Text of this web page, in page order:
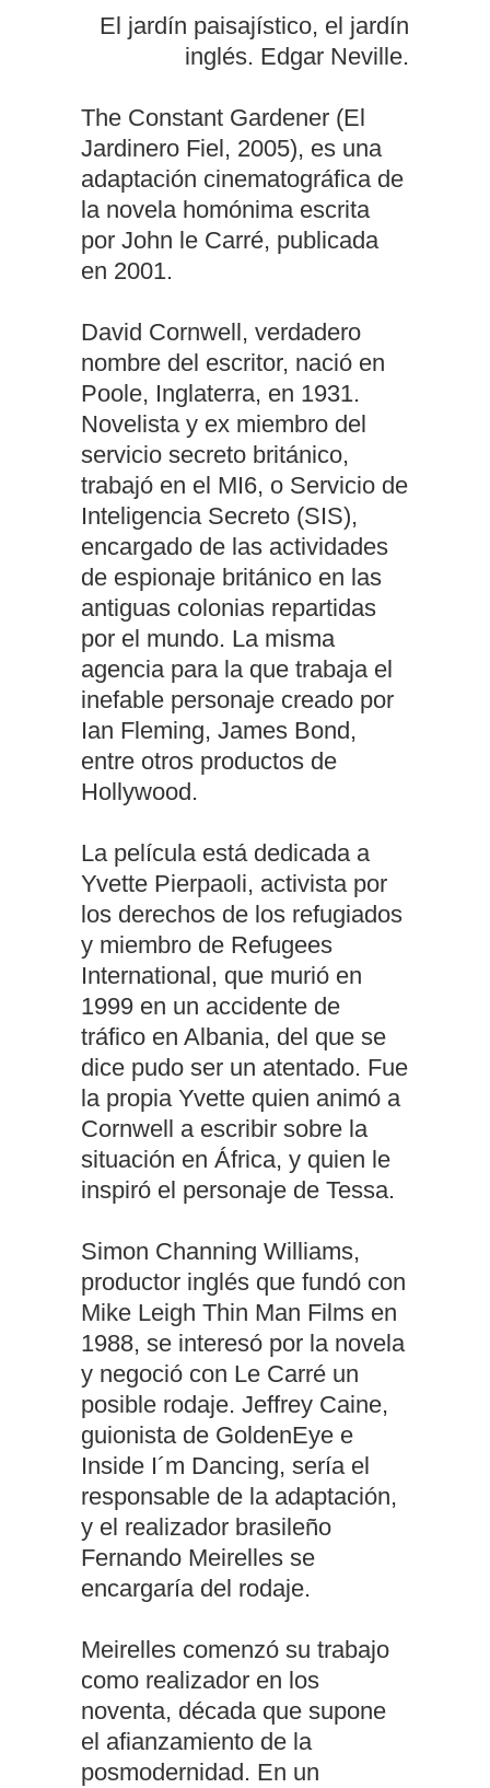
El jardín paisajístico, el jardín
inglés. Edgar Neville.
The Constant Gardener (El
Jardinero Fiel, 2005), es una
adaptación cinematográfica de
la novela homónima escrita
por John le Carré, publicada
en 2001.
David Cornwell, verdadero
nombre del escritor, nació en
Poole, Inglaterra, en 1931.
Novelista y ex miembro del
servicio secreto británico,
trabajó en el MI6, o Servicio de
Inteligencia Secreto (SIS),
encargado de las actividades
de espionaje británico en las
antiguas colonias repartidas
por el mundo. La misma
agencia para la que trabaja el
inefable personaje creado por
Ian Fleming, James Bond,
entre otros productos de
Hollywood.
La película está dedicada a
Yvette Pierpaoli, activista por
los derechos de los refugiados
y miembro de Refugees
International, que murió en
1999 en un accidente de
tráfico en Albania, del que se
dice pudo ser un atentado. Fue
la propia Yvette quien animó a
Cornwell a escribir sobre la
situación en África, y quien le
inspiró el personaje de Tessa.
Simon Channing Williams,
productor inglés que fundó con
Mike Leigh Thin Man Films en
1988, se interesó por la novela
y negoció con Le Carré un
posible rodaje. Jeffrey Caine,
guionista de GoldenEye e
Inside I´m Dancing, sería el
responsable de la adaptación,
y el realizador brasileño
Fernando Meirelles se
encargaría del rodaje.
Meirelles comenzó su trabajo
como realizador en los
noventa, década que supone
el afianzamiento de la
posmodernidad. En un